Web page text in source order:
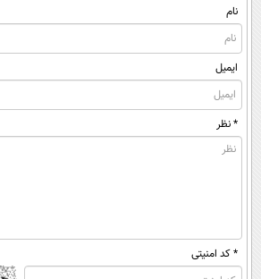
نام
ایمیل
* نظر
* کد امنیتی